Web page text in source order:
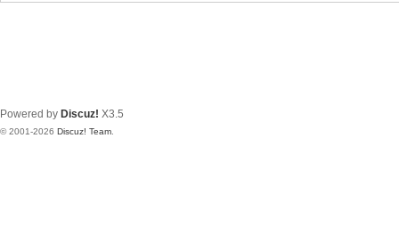
Powered by Discuz! X3.5
© 2001-2026 Discuz! Team